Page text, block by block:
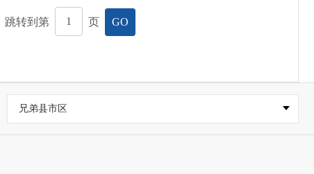
跳转到第 页 GO
兄弟县市区